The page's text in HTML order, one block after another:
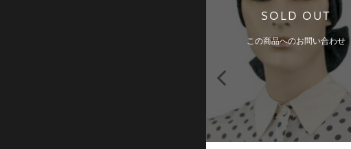
SOLD OUT
この商品へのお問い合わせ